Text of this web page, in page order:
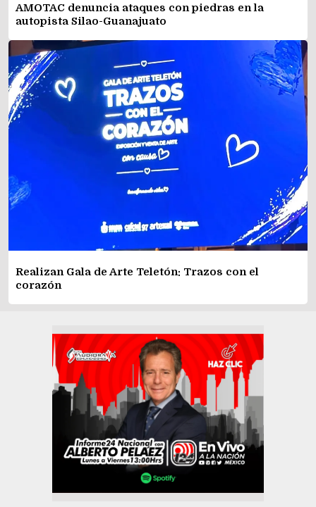
AMOTAC denuncia ataques con piedras en la
autopista Silao-Guanajuato
Realizan Gala de Arte Teletón: Trazos con el
corazón